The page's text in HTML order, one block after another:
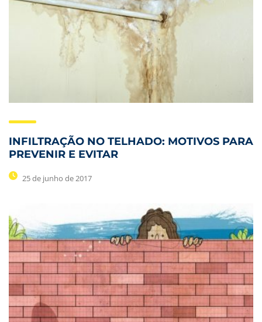
INFILTRAÇÃO NO TELHADO: MOTIVOS PARA
PREVENIR E EVITAR
25 de junho de 2017